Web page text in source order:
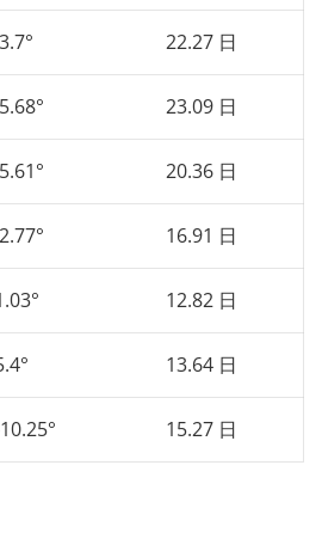
22.27 日
23.09 日
20.36 日
16.91 日
12.82 日
13.64 日
15.27 日